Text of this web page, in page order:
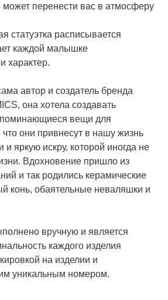
может перенести вас в атмосферу
статуэтка расписывается
каждой малышке
характер.
автор и создатель бренда
она хотела создавать
вещи для
что они привнесут в нашу жизнь
яркую искру, которой иногда не
Вдохновение пришло из
и так родились керамические
конь, обаятельные неваляшки и
вручную и является
каждого изделия
на изделии и
уникальным номером.